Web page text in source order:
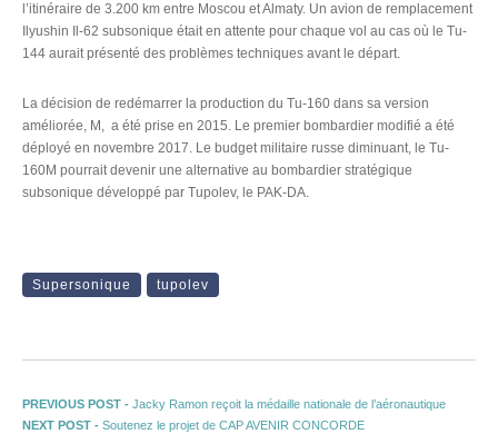
l’itinéraire de 3.200 km entre Moscou et Almaty. Un avion de remplacement
Ilyushin Il-62 subsonique était en attente pour chaque vol au cas où le Tu-
144 aurait présenté des problèmes techniques avant le départ.
La décision de redémarrer la production du Tu-160 dans sa version
améliorée, M, a été prise en 2015. Le premier bombardier modifié a été
déployé en novembre 2017. Le budget militaire russe diminuant, le Tu-
160M pourrait devenir une alternative au bombardier stratégique
subsonique développé par Tupolev, le PAK-DA.
Supersonique tupolev
Navigation de l’article
PREVIOUS POST - Previous post:
Jacky Ramon reçoit la médaille nationale de l’aéronautique
NEXT POST - Next post:
Soutenez le projet de CAP AVENIR CONCORDE